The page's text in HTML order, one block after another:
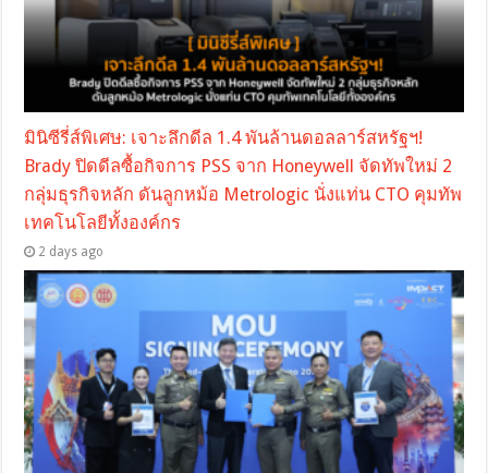
มินิซีรี่ส์พิเศษ: เจาะลึกดีล 1.4 พันล้านดอลลาร์สหรัฐฯ!
Brady ปิดดีลซื้อกิจการ PSS จาก Honeywell จัดทัพใหม่ 2
กลุ่มธุรกิจหลัก ดันลูกหม้อ Metrologic นั่งแท่น CTO คุมทัพ
เทคโนโลยีทั้งองค์กร
2 days ago